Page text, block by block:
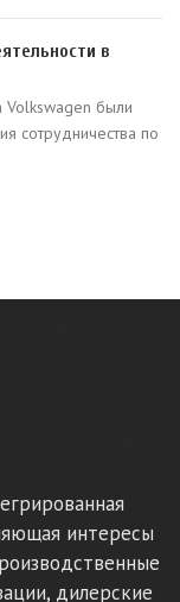
в
Volkswagen были
сотрудничества по
интересы
дилерские